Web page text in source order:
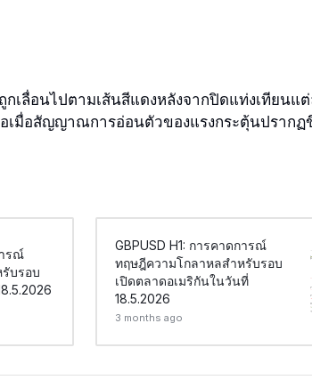
เลื่อนไปตามเส้นสีแดงหลังจากปิดแท่งเทียนแ
เมื่อสัญญาณการอ่อนตัวของแรงกระตุ้นปราก
รณ์
บรอบ
GBPUSD H1: การคาดการณ์
ทฤษฎีความโกลาหลสำหรับรอบ
เปิดตลาดอเมริกันในวันที่
18.5.2026
3 months ago